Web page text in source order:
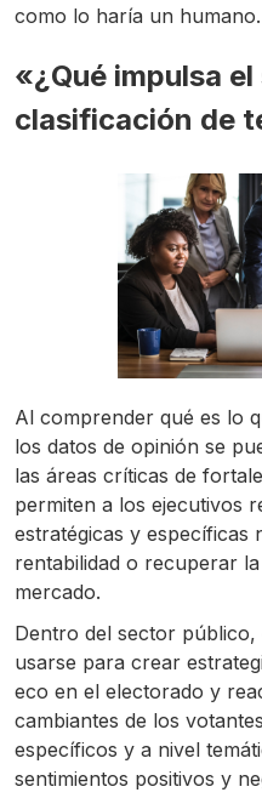
como lo haría un humano.
«¿Qué impulsa
clasificación de
Al comprender qué es lo
los datos de opinión se
las áreas críticas de
permiten a los ejecutivos
estratégicas y específicas
rentabilidad o recuperar
mercado.
Dentro del sector público,
usarse para crear
eco en el electorado y
cambiantes de los
específicos y a nivel
sentimientos positivos y